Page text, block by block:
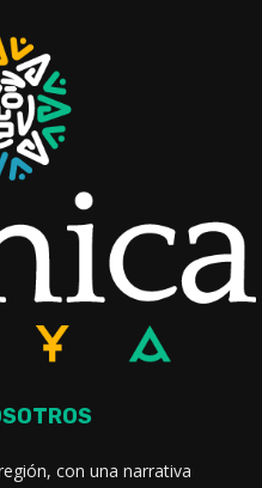
con una narrativa